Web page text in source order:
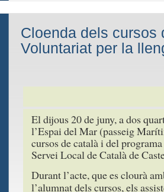
Cloenda dels cursos
Voluntariat per la
El dijous 20 de juny, a dos
l’Espai del Mar (passeig
cursos de català i del
Servei Local de Català de
Durant l’acte, que es clourà
l’alumnat dels cursos, els